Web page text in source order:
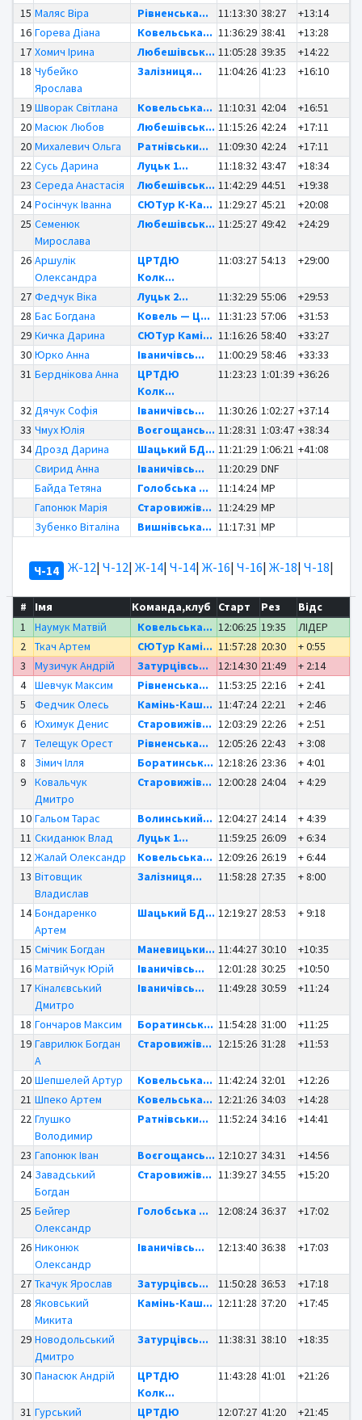
15 Маляс Віра Рівненська... 11:13:30 38:27
+13:14
16 Горева Діана Ковельська... 11:36:29 38:41
+13:28
17 Хомич Ірина Любешівськ... 11:05:28 39:35
+14:22
18 Чубейко
Ярослава
Залізниця... 11:04:26 41:23 +16:10
19 Шворак Світлана Ковельська... 11:10:31 42:04
+16:51
20 Масюк Любов Любешівськ... 11:15:26 42:24
+17:11
20 Михалевич Ольга Ратнівськи... 11:09:30 42:24
+17:11
22 Сусь Дарина Луцьк 1... 11:18:32 43:47
+18:34
23 Середа Анастасія Любешівськ... 11:42:29 44:51
+19:38
24 Росінчук Іванна СЮТур К-Ка... 11:29:27 45:21
+20:08
25 Семенюк
Мирослава
Любешівськ... 11:25:27 49:42 +24:29
26 Аршулік
Олександра
ЦРТДЮ
Колк...
11:03:27 54:13 +29:00
27 Федчук Віка Луцьк 2... 11:32:29 55:06
+29:53
28 Бас Богдана Ковель — Ц... 11:31:23 57:06
+31:53
29 Кичка Дарина СЮТур Камі... 11:16:26 58:40
+33:27
30 Юрко Анна Іваничівсь... 11:00:29 58:46
+33:33
31 Берднікова Анна
ЦРТДЮ
Колк...
11:23:23 1:01:39 +36:26
32 Дячук Софія Іваничівсь... 11:30:26 1:02:27 +37:14
33 Чмух Юлія Воєгощансь... 11:28:31 1:03:47 +38:34
34 Дрозд Дарина Шацький БД... 11:21:29 1:06:21 +41:08
Свирид Анна
Іваничівсь... 11:20:29 DNF
Байда Тетяна
Голобська ... 11:14:24 MP
Гапонюк Марія
Старовижів... 11:24:29 MP
Зубенко Віталіна
Вишнівська... 11:17:31 MP
Ч-14 Ж-12| Ч-12| Ж-14| Ч-14| Ж-16| Ч-16| Ж-18| Ч-18|
# Імя Команда,клуб Старт Рез
Відс
1
Наумук Матвій Ковельська... 12:06:25 19:35
ЛІДЕР
2
Ткач Артем СЮТур Камі... 11:57:28 20:30
+ 0:55
3
Музичук Андрій Затурцівсь... 12:14:30 21:49
+ 2:14
4
Шевчук Максим Рівненська... 11:53:25 22:16
+ 2:41
5
Федчик Олесь Камінь-Каш... 11:47:24 22:21
+ 2:46
6
Юхимук Денис Старовижів... 12:03:29 22:26
+ 2:51
7
Телещук Орест Рівненська... 12:05:26 22:43
+ 3:08
8
Зімич Ілля Боратинськ... 12:18:26 23:36
+ 4:01
9
Ковальчук
Дмитро
Старовижів... 12:00:28 24:04 + 4:29
10 Гальом Тарас Волинський... 12:04:27 24:14
+ 4:39
11 Скиданюк Влад Луцьк 1... 11:59:25 26:09
+ 6:34
12 Жалай Олександр Ковельська... 12:09:26 26:19
+ 6:44
13 Вітовщик
Владислав
Залізниця... 11:58:28 27:35 + 8:00
14 Бондаренко
Артем
Шацький БД... 12:19:27 28:53 + 9:18
15 Смічик Богдан Маневицьки... 11:44:27 30:10
+10:35
16 Матвійчук Юрій Іваничівсь... 12:01:28 30:25
+10:50
17 Кіналєвський
Дмитро
Іваничівсь... 11:49:28 30:59 +11:24
18 Гончаров Максим Боратинськ... 11:54:28 31:00
+11:25
19 Гаврилюк Богдан
А
Старовижів... 12:15:26 31:28 +11:53
20 Шепшелей Артур Ковельська... 11:42:24 32:01
+12:26
21 Шпеко Артем Ковельська... 12:21:26 34:03
+14:28
22 Глушко
Володимир
Ратнівськи... 11:52:24 34:16 +14:41
23 Гапонюк Іван Воєгощансь... 12:10:27 34:31
+14:56
24 Завадський
Богдан
Старовижів... 11:39:27 34:55 +15:20
25 Бейгер
Олександр
Голобська ... 12:08:24 36:37 +17:02
26 Никонюк
Олександр
Іваничівсь... 12:13:40 36:38 +17:03
27 Ткачук Ярослав Затурцівсь... 11:50:28 36:53
+17:18
28 Яковський
Микита
Камінь-Каш... 12:11:28 37:20 +17:45
29 Новодольський
Дмитро
Затурцівсь... 11:38:31 38:10 +18:35
30 Панасюк Андрій
ЦРТДЮ
Колк...
11:43:28 41:01 +21:26
31 Гурський
ЦРТДЮ
12:07:27 41:20 +21:45